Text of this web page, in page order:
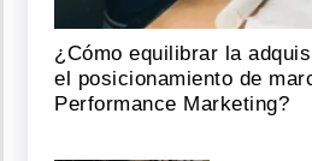
Espriella
y
fortalecer
lazos
¿Cómo equilibrar la
el posicionamiento de
Performance Marketing?